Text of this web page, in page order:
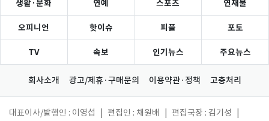
생활·문화 연예 스포츠 연재물
오피니언 핫이슈 피플 포토
TV 속보 인기뉴스 주요뉴스
회사소개 광고/제휴·구매문의 이용약관·정책 고충처리
대표이사/발행인 : 이영섭 편집인 : 채원배 편집국장 : 김기성